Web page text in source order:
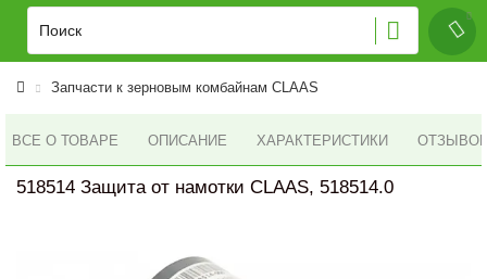
Запчасти к зерновым комбайнам CLAAS
ВСЕ О ТОВАРЕ ОПИСАНИЕ ХАРАКТЕРИСТИКИ ОТЗЫВОВ
518514 Защита от намотки CLAAS, 518514.0